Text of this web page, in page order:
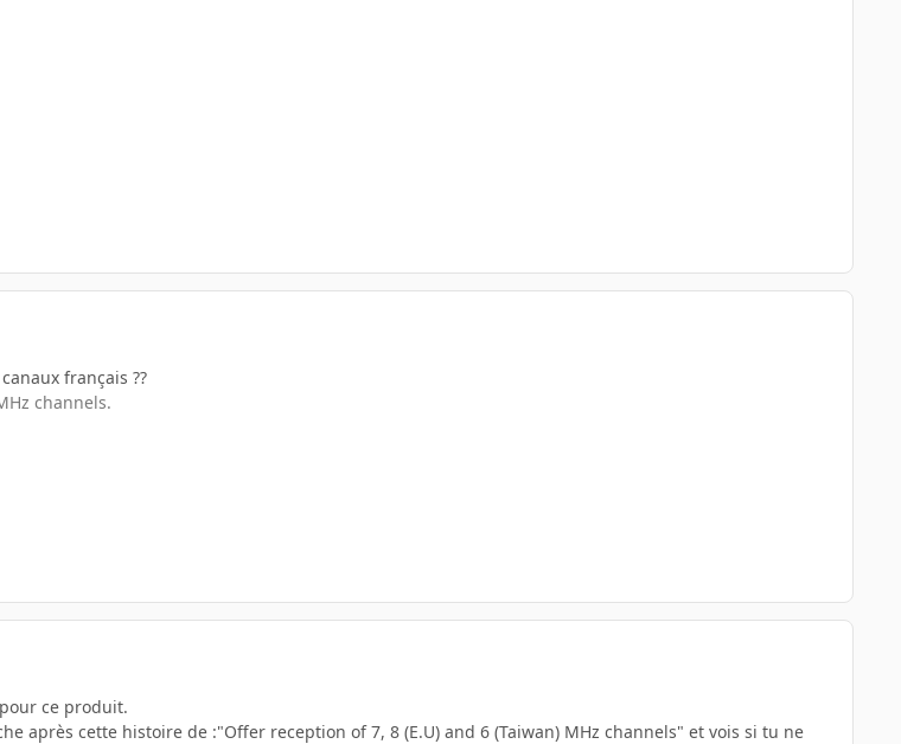
français ??
channels.
ce produit.
après cette histoire de :"Offer reception of 7, 8 (E.U) and 6 (Taiwan) MHz channels" et vois si tu ne